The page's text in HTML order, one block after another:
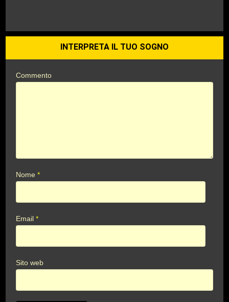
INTERPRETA IL TUO SOGNO
Commento
Nome*
Email*
Sito web